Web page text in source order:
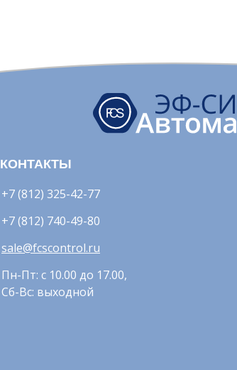
КОНТАКТЫ
+7 (812) 325-42-77
+7 (812) 740-49-80
sale@fcscontrol.ru
Пн-Пт: с 10.00 до 17.00,
Сб-Вс: выходной